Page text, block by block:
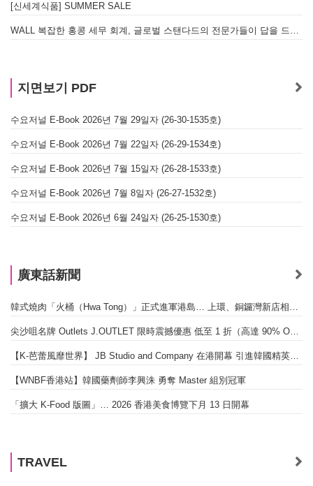
[신세계식품] SUMMER SALE
WALL 복잡한 홍콩 세무 회계, 글로벌 스탠다드의 전문가들이 답을 드립니다! - 법인설립, 회계, 감사
지면보기 PDF
수요저널 E-Book 2026년 7월 29일자 (26-30-1535호)
수요저널 E-Book 2026년 7월 22일자 (26-29-1534호)
수요저널 E-Book 2026년 7월 15일자 (26-28-1533호)
수요저널 E-Book 2026년 7월 8일자 (26-27-1532호)
수요저널 E-Book 2026년 6월 24일자 (26-25-1530호)
廣東話新聞
韓式燒肉「火桶（Hwa Tong）」正式進軍港島… 上環、銅鑼灣新店相繼開幕
尖沙咀名牌 Outlets J.OUTLET 限時震撼優惠 低至 1 折（高達 90% OFF）
【K-芭蕾風靡世界】 JB Studio and Company 在港開幕 引進韓國精英芭蕾教育系統
【WNBF香港站】韓國藥劑師李興洙 勇奪 Master 組別冠軍
「擴大 K-Food 版圖」… 2026 香港美食博覽下月 13 日開幕
TRAVEL